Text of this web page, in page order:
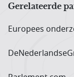
Gerelateerde
Europees